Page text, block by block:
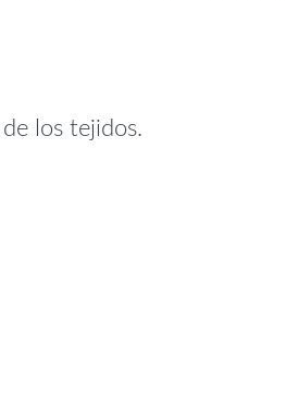
los tejidos.